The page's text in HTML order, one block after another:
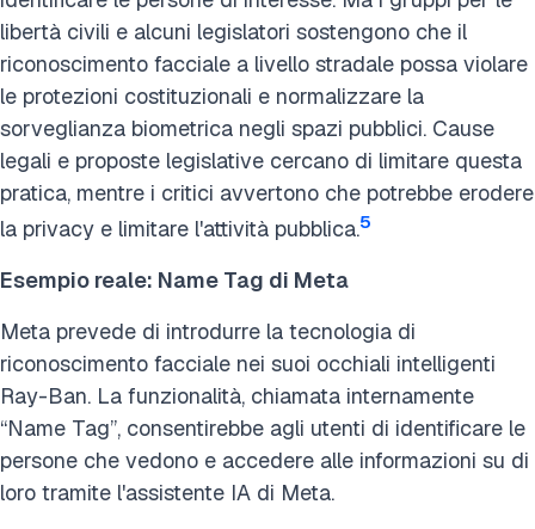
libertà civili e alcuni legislatori sostengono che il
riconoscimento facciale a livello stradale possa violare
le protezioni costituzionali e normalizzare la
sorveglianza biometrica negli spazi pubblici. Cause
legali e proposte legislative cercano di limitare questa
pratica, mentre i critici avvertono che potrebbe erodere
la privacy e limitare l'attività pubblica.5
Esempio reale: Name Tag di Meta
Meta prevede di introdurre la tecnologia di
riconoscimento facciale nei suoi occhiali intelligenti
Ray-Ban. La funzionalità, chiamata internamente
“Name Tag”, consentirebbe agli utenti di identificare le
persone che vedono e accedere alle informazioni su di
loro tramite l'assistente IA di Meta.